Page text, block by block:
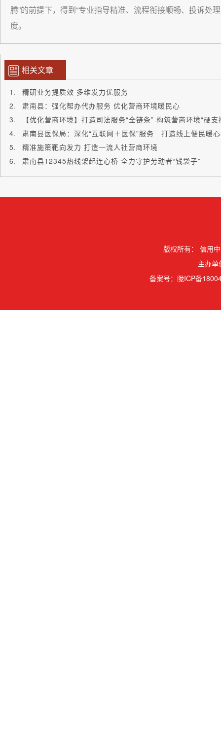
腾”的前提下，得到“专业指导精准、流程衔接顺畅、投诉处
度。
相关文章
精研业务提质效 多维发力优服务
肃南县：强化帮办代办服务 优化营商环境暖民心
【优化营商环境】打造司法服务“全链条” 构筑营商环境“硬支
肃南县医保局：深化“互联网＋医保”服务 打造线上便民暖
精准施策靶向发力 打造一流人社营商环境
肃南县12345热线架起连心桥 全力守护劳动者“钱袋子”
版权所有：
信用
主办
备案号： 陇ICP备